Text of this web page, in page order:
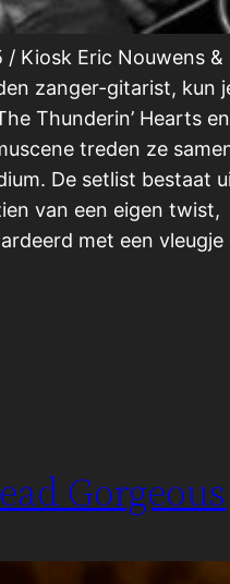
/ Kiosk Eric Nouwens &
zanger-gitarist, kun
Thunderin’ Hearts
treden ze
De setlist bestaat
van een eigen twist,
met een vleugje
Gorgeous